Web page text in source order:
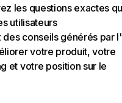
les questions exactes
utilisateurs
des conseils générés par
votre produit, votre
et votre position sur le